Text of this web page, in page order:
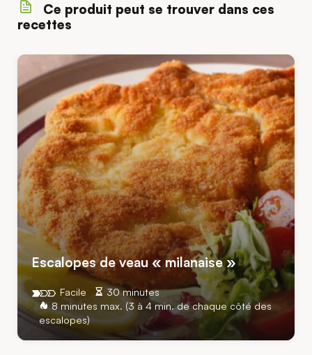
Ce produit peut se trouver dans ces
recettes
Escalopes de veau « milanaise »
30 minutes
8 minutes max. (3 à 4 min. de chaque côté des
escalopes)
Facile